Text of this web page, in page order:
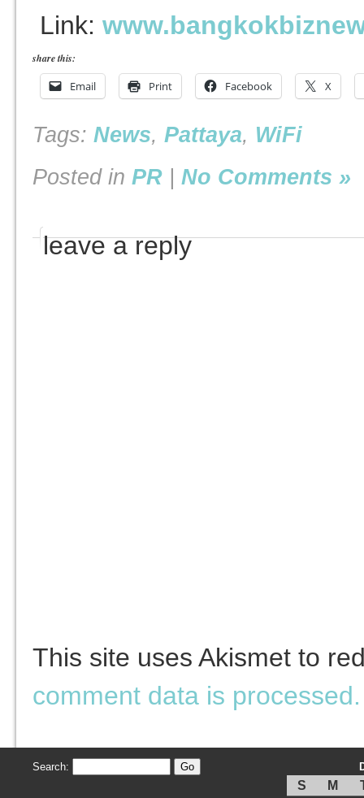
Link:
share this:
Email Print Facebook X
Tags: News, Pattaya, WiFi
Posted in PR No Comments »
leave a reply
This site uses Akismet to
comment data is processed.
Search:
S M